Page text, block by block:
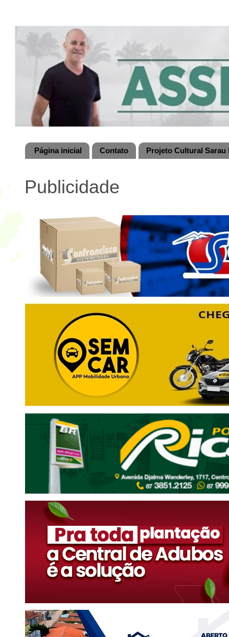
Página inicial Contato Projeto Cultural
Publicidade